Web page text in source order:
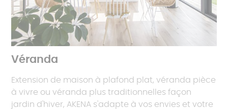
Véranda
Extension de maison à plafond plat, véranda pièce
à vivre ou véranda plus traditionnelles façon
jardin d'hiver, AKENA s'adapte à vos envies et votre